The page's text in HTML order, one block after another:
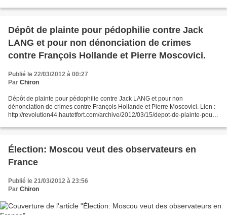
Dépôt de plainte pour pédophilie contre Jack
LANG et pour non dénonciation de crimes
contre François Hollande et Pierre Moscovici.
Publié le 22/03/2012 à 00:27
Par Chiron
Dépôt de plainte pour pédophilie contre Jack LANG et pour non
dénonciation de crimes contre François Hollande et Pierre Moscovici. Lien :
http://revolution44.hautetfort.com/archive/2012/03/15/depot-de-plainte-pour-
Élection: Moscou veut des observateurs en
France
Publié le 21/03/2012 à 23:56
Par Chiron